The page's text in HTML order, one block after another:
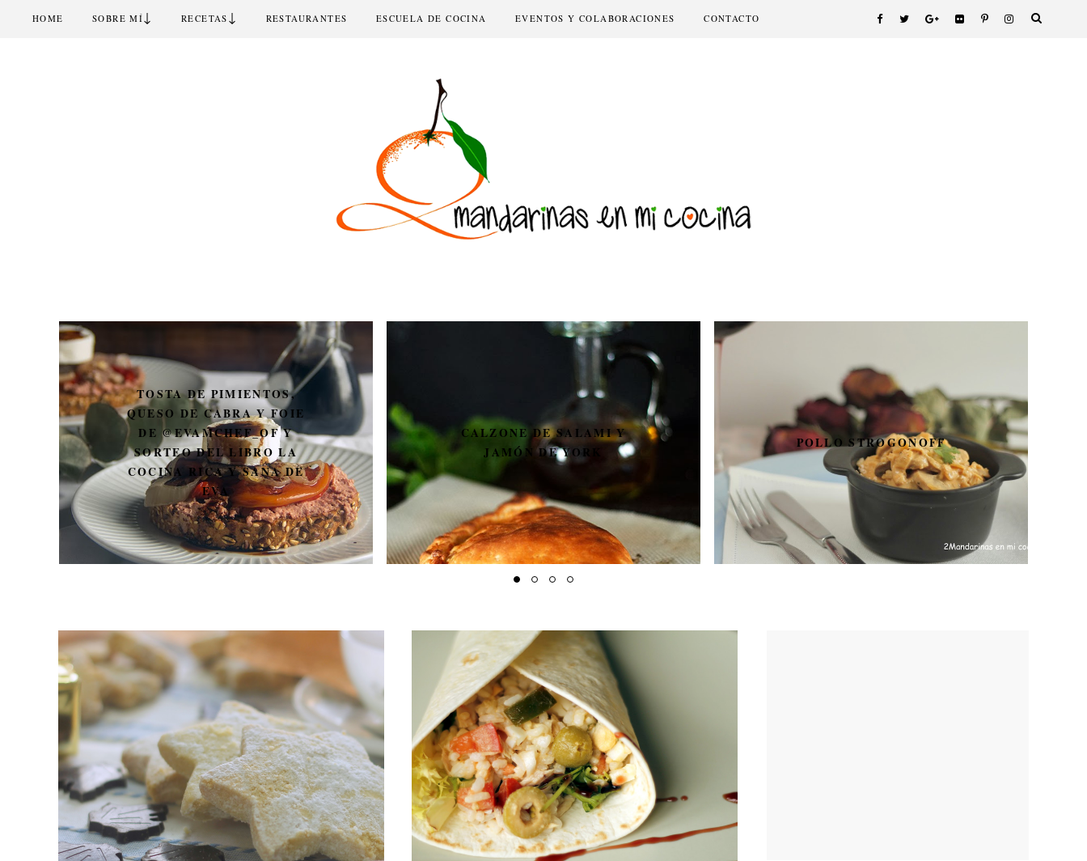
HOME SOBRE MÍ↓ RECETAS ↓ RESTAURANTES ESCUELA DE COCINA EVENTOS Y COLABORACIONES CONTACTO
CALZONE DE SALAMI Y
JAMÓN DE YORK
POLLO STROGONOFF
AZUCARILLOS DE
COLORES